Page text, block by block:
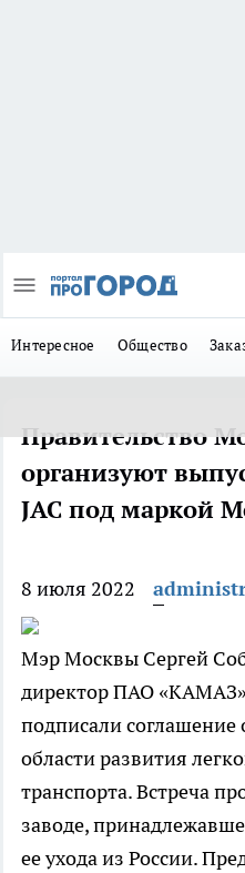
Интересное Общество
Правительство
организуют
JAC под маркой
8 июля 2022
Мэр Москвы Сергей
директор ПАО
подписали соглашение
области развития
транспорта. Встреча
заводе,
ее ухода из России.